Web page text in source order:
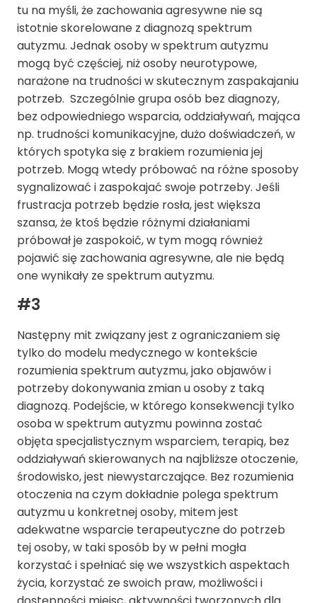
tu na myśli, że zachowania agresywne nie są
istotnie skorelowane z diagnozą spektrum
autyzmu. Jednak osoby w spektrum autyzmu
mogą być częściej, niż osoby neurotypowe,
narażone na trudności w skutecznym zaspakajaniu
potrzeb. Szczególnie grupa osób bez diagnozy,
bez odpowiedniego wsparcia, oddziaływań, mająca
np. trudności komunikacyjne, dużo doświadczeń, w
których spotyka się z brakiem rozumienia jej
potrzeb. Mogą wtedy próbować na różne sposoby
sygnalizować i zaspokajać swoje potrzeby. Jeśli
frustracja potrzeb będzie rosła, jest większa
szansa, że ktoś będzie różnymi działaniami
próbował je zaspokoić, w tym mogą również
pojawić się zachowania agresywne, ale nie będą
one wynikały ze spektrum autyzmu.
#3
Następny mit związany jest z ograniczaniem się
tylko do modelu medycznego w kontekście
rozumienia spektrum autyzmu, jako objawów i
potrzeby dokonywania zmian u osoby z taką
diagnozą. Podejście, w którego konsekwencji tylko
osoba w spektrum autyzmu powinna zostać
objęta specjalistycznym wsparciem, terapią, bez
oddziaływań skierowanych na najbliższe otoczenie,
środowisko, jest niewystarczające. Bez rozumienia
otoczenia na czym dokładnie polega spektrum
autyzmu u konkretnej osoby, mitem jest
adekwatne wsparcie terapeutyczne do potrzeb
tej osoby, w taki sposób by w pełni mogła
korzystać i spełniać się we wszystkich aspektach
życia, korzystać ze swoich praw, możliwości i